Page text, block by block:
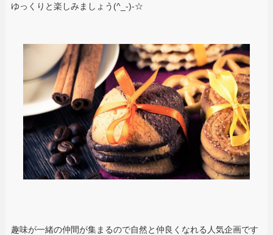
ゆっくりと楽しみましょう(^_-)-☆
趣味が一緒の仲間が集まるので自然と仲良くなれる人気企画です